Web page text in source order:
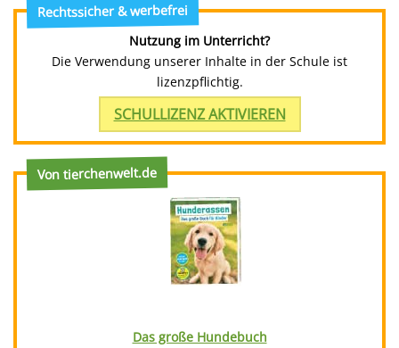
Rechtssicher & werbefrei
Nutzung im Unterricht?
Die Verwendung unserer Inhalte in der Schule ist
lizenzpflichtig.
SCHULLIZENZ AKTIVIEREN
Von tierchenwelt.de
Das große Hundebuch